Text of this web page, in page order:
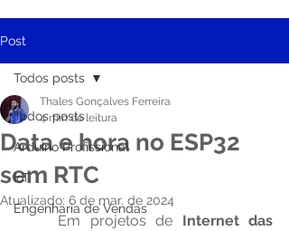
Post
Todos posts
Arduino Profissional
IoT
Engenharia de Vendas
Todos posts
Data e hora no ESP32
sem RTC
Thales Gonçalves Ferreira
4 min de leitura
Atualizado: 6 de mar. de 2024
	Em projetos de
Internet das